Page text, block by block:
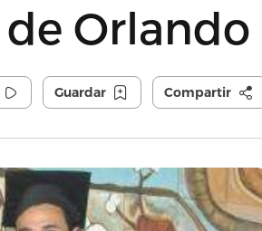
Orlando
Guardar Compartir